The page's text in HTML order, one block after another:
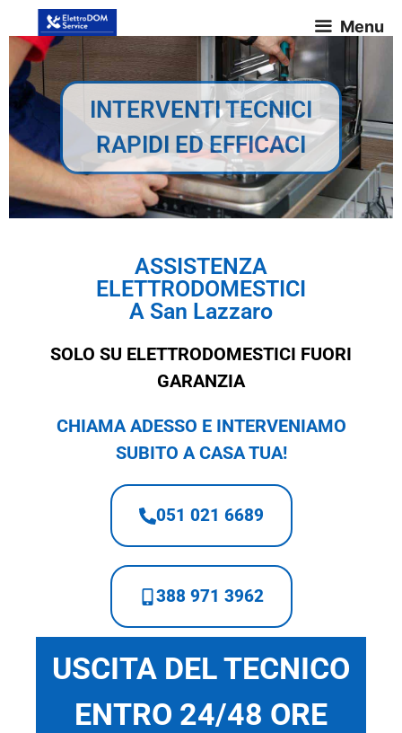
Menu
INTERVENTI TECNICI
RAPIDI ED EFFICACI
ASSISTENZA
ELETTRODOMESTICI
A San Lazzaro
SOLO SU ELETTRODOMESTICI FUORI
GARANZIA
CHIAMA ADESSO E INTERVENIAMO
SUBITO A CASA TUA!
051 021 6689
388 971 3962
USCITA DEL TECNICO
ENTRO 24/48 ORE